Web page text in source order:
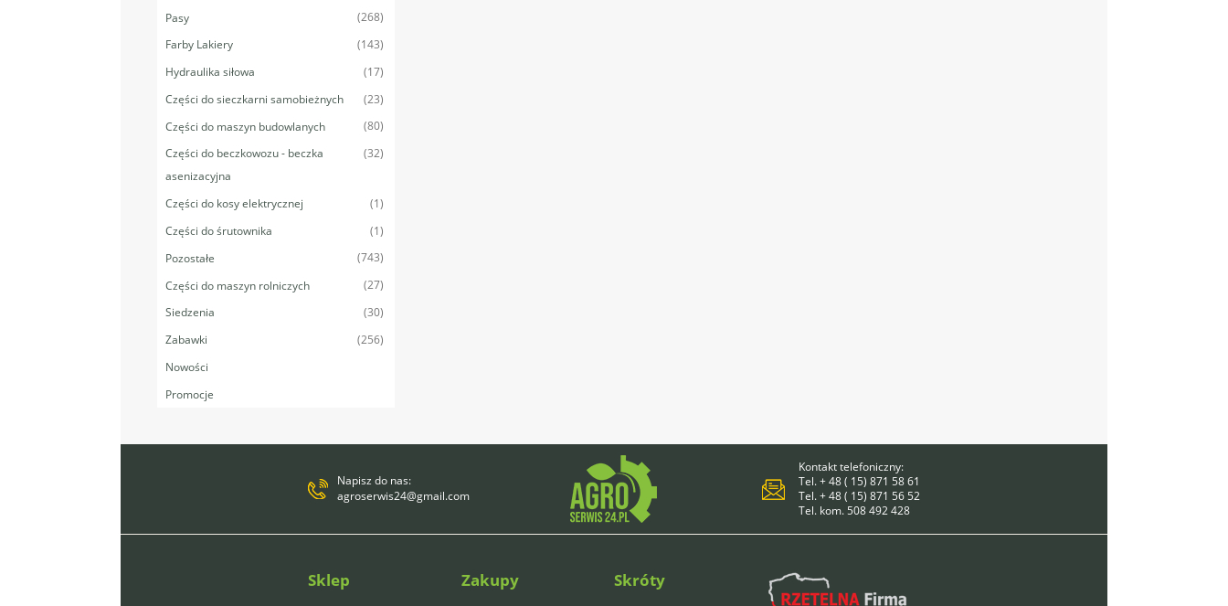
Pasy
(268)
Farby Lakiery
(143)
Hydraulika siłowa
(17)
Części do sieczkarni samobieżnych
(23)
Części do maszyn budowlanych
(80)
Części do beczkowozu - beczka
asenizacyjna
(32)
Części do kosy elektrycznej
(1)
Części do śrutownika
(1)
Pozostałe
(743)
Części do maszyn rolniczych
(27)
Siedzenia
(30)
Zabawki
(256)
Nowości
Promocje
Napisz do nas:
agroserwis24@gmail.com
Kontakt telefoniczny:
Tel. + 48 ( 15) 871 58 61
Tel. + 48 ( 15) 871 56 52
Tel. kom. 508 492 428
Sklep Zakupy Skróty